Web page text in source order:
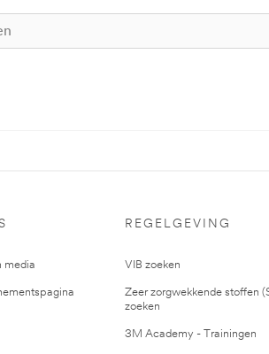
media
REGELGEVING
VIB zoeken
Zeer zorgwekkende stoffen
zoeken
3M Academy - Trainingen